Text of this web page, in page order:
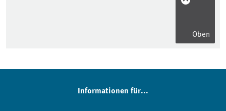
Oben
Informationen für...